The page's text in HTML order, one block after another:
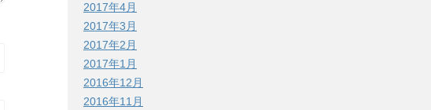
2017年4月
2017年3月
2017年2月
2017年1月
2016年12月
2016年11月